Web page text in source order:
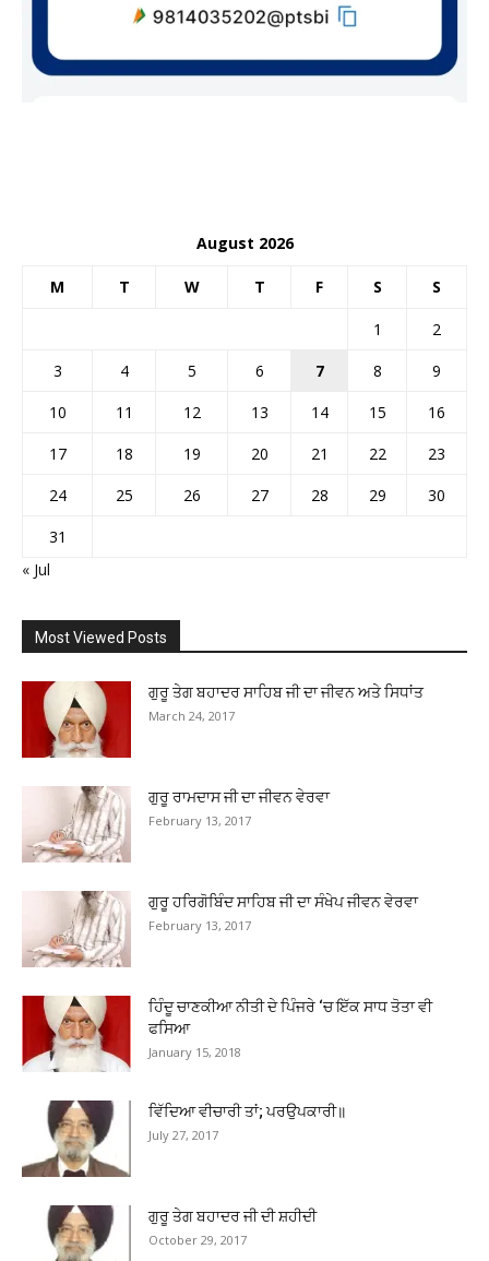
August 2026
M T W T F S S
1
2
3
4 5 6 7 8
9
10
11 12 13 14 15
16
17
18 19 20 21 22
23
24
25 26 27 28 29
30
31
« Jul
Most Viewed Posts
ਗੁਰੂ ਤੇਗ ਬਹਾਦਰ ਸਾਹਿਬ ਜੀ ਦਾ ਜੀਵਨ ਅਤੇ ਸਿਧਾਂਤ
March 24, 2017
ਗੁਰੂ ਰਾਮਦਾਸ ਜੀ ਦਾ ਜੀਵਨ ਵੇਰਵਾ
February 13, 2017
ਗੁਰੂ ਹਰਿਗੋਬਿੰਦ ਸਾਹਿਬ ਜੀ ਦਾ ਸੰਖੇਪ ਜੀਵਨ ਵੇਰਵਾ
February 13, 2017
ਹਿੰਦੂ ਚਾਣਕੀਆ ਨੀਤੀ ਦੇ ਪਿੰਜਰੇ ‘ਚ ਇੱਕ ਸਾਧ ਤੋਤਾ ਵੀ
ਫਸਿਆ
January 15, 2018
ਵਿੱਦਿਆ ਵੀਚਾਰੀ ਤਾਂ; ਪਰਉਪਕਾਰੀ॥
July 27, 2017
ਗੁਰੂ ਤੇਗ ਬਹਾਦਰ ਜੀ ਦੀ ਸ਼ਹੀਦੀ
October 29, 2017